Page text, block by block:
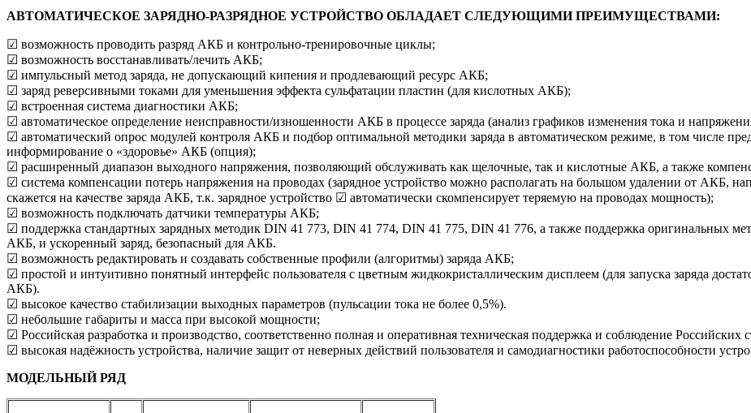
АВТОМАТИЧЕСКОЕ ЗАРЯДНО-РАЗРЯДНОЕ УСТРОЙСТВО ОБЛАДАЕТ СЛЕДУЮЩИМИ ПРЕИМУЩЕСТВАМИ:
☑ возможность проводить разряд АКБ и контрольно-тренировочные циклы;
☑ возможность восстанавливать/лечить АКБ;
☑ импульсный метод заряда, не допускающий кипения и продлевающий ресурс АКБ;
☑ заряд реверсивными токами для уменьшения эффекта сульфатации пластин (для кислотных АКБ);
☑ встроенная система диагностики АКБ;
☑ автоматическое определение неисправности/изношенности АКБ в процессе заряда (анализ графиков изменения тока и
☑ автоматический опрос модулей контроля АКБ и подбор оптимальной методики заряда в автоматическом режиме, в том числе
информирование о «здоровье» АКБ (опция);
☑ расширенный диапазон выходного напряжения, позволяющий обслуживать как щелочные, так и кислотные АКБ, а также
☑ система компенсации потерь напряжения на проводах (зарядное устройство можно располагать на большом удалении от АКБ,
скажется на качестве заряда АКБ, т.к. зарядное устройство ☑ автоматически скомпенсирует теряемую на проводах мощность);
☑ возможность подключать датчики температуры АКБ;
☑ поддержка стандартных зарядных методик DIN 41 773, DIN 41 774, DIN 41 775, DIN 41 776, а также поддержка оригинальных
АКБ, и ускоренный заряд, безопасный для АКБ.
☑ возможность редактировать и создавать собственные профили (алгоритмы) заряда АКБ;
☑ простой и интуитивно понятный интерфейс пользователя с цветным жидкокристаллическим дисплеем (для запуска заряда
АКБ).
☑ высокое качество стабилизации выходных параметров (пульсации тока не более 0,5%).
☑ небольшие габариты и масса при высокой мощности;
☑ Российская разработка и производство, соответственно полная и оперативная техническая поддержка и соблюдение Российских
☑ высокая надёжность устройства, наличие защит от неверных действий пользователя и самодиагностики работоспособности
МОДЕЛЬНЫЙ РЯД